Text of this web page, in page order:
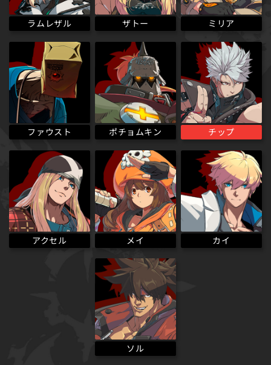
ラムレザル ザトー ミリア
ファウスト ポチョムキン チップ
アクセル メイ カイ
ソル